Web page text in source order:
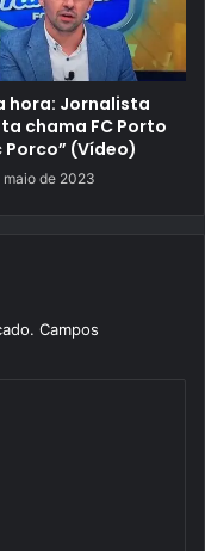
hora: Jornalista
chama FC Porto
Porco” (Vídeo)
maio de 2023
Campos